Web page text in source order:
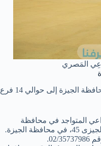
المَصري
في محافظة الجيزة إلى حوالي 14 فرع
المتواجد في محافظة
الجيزة: ويتواجد في شارع ربيع الجيزى 45، في محافظة الجيزة.